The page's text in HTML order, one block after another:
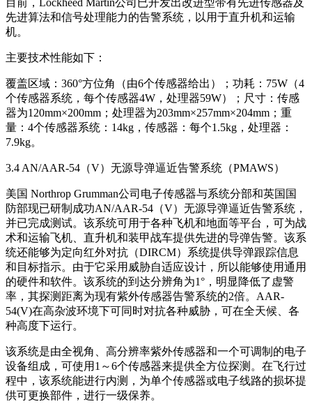
目前，Lockheed Martin公司已开发出改进型带有先进传感器及
先进算法和信号处理能力的告警系统，以用于直升机和运输
机。
主要技术性能如下：
覆盖区域：360°方位角（由6个传感器给出）；功耗：75W（4
个传感器系统，每个传感器4W，处理器59W）；尺寸：传感
器为120mm×200mm；处理器为203mm×257mm×204mm；重
量：4个传感器系统：14kg，传感器：每个1.5kg，处理器：
7.9kg。
3.4 AN/AAR-54（V）无源导弹逼近告警系统（PMAWS）
美国 Northrop Grumman公司电子传感器与系统分部和英国国
防部现已研制成功AN/AAR-54（V）无源导弹逼近告警系统，
并已完成测试。该系统可用于各种飞机和地面等平台，可为战
术和运输飞机、直升机和装甲战车提供先进的导弹告警。该系
统还能够为定向红外对抗（DIRCM）系统提供导弹跟踪信息
和目标指示。由于它采用威胁自适应设计，所以能够使用通用
的硬件和软件。该系统的到达分辨角为1°，明显降低了虚警
率，其探测距离为现有紫外传感器告警系统的2倍。AAR-
54(V)在高杂波环境下可同时对抗各种威胁，可在全天候、各
种高度下运行。
该系统是由全视角、高分辨率紫外传感器和一个可调制的电子
设备组成，可使用1～6个传感器来提供全方位探测。在飞行过
程中，该系统能进行内测，为单个传感器或电子线路的损坏提
供可更换部件，进行一级保养。